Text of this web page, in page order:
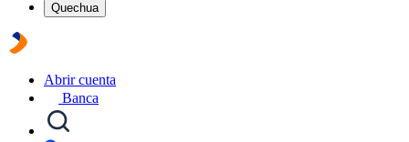
Quechua
Abrir cuenta
Banca